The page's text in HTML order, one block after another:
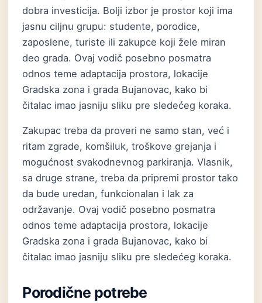
dobra investicija. Bolji izbor je prostor koji ima
jasnu ciljnu grupu: studente, porodice,
zaposlene, turiste ili zakupce koji žele miran
deo grada. Ovaj vodič posebno posmatra
odnos teme adaptacija prostora, lokacije
Gradska zona i grada Bujanovac, kako bi
čitalac imao jasniju sliku pre sledećeg koraka.
Zakupac treba da proveri ne samo stan, već i
ritam zgrade, komšiluk, troškove grejanja i
mogućnost svakodnevnog parkiranja. Vlasnik,
sa druge strane, treba da pripremi prostor tako
da bude uredan, funkcionalan i lak za
održavanje. Ovaj vodič posebno posmatra
odnos teme adaptacija prostora, lokacije
Gradska zona i grada Bujanovac, kako bi
čitalac imao jasniju sliku pre sledećeg koraka.
Porodične potrebe